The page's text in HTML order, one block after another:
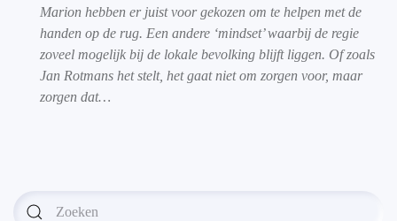
Marion hebben er juist voor gekozen om te helpen met de
handen op de rug. Een andere ‘mindset’ waarbij de regie
zoveel mogelijk bij de lokale bevolking blijft liggen. Of zoals
Jan Rotmans het stelt, het gaat niet om zorgen voor, maar
zorgen dat…